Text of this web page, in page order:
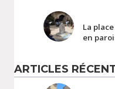
La
en
ARTICLES